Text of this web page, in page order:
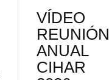
VÍDEO
ANUAL
CIHAR